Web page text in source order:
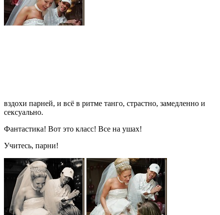
вздохи парней, и всё в ритме танго, страстно, замедленно и
сексуально.
Фантастика! Вот это класс! Все на ушах!
Учитесь, парни!